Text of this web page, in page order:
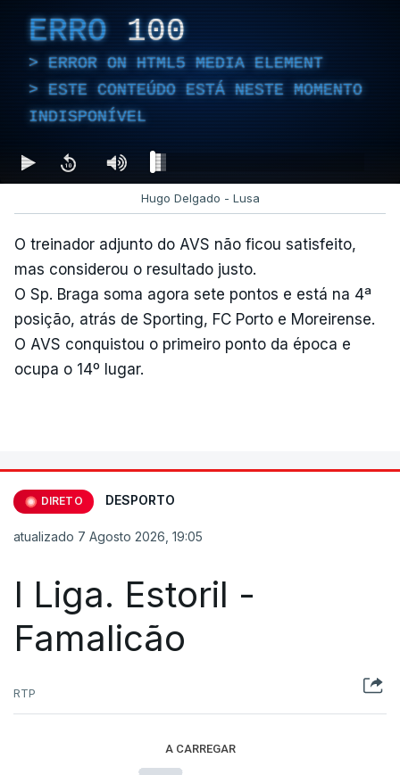
ERRO 100
ERROR ON HTML5 MEDIA ELEMENT
ESTE CONTEÚDO ESTÁ NESTE MOMENTO
INDISPONÍVEL
Hugo Delgado - Lusa
O treinador adjunto do AVS não ficou satisfeito,
mas considerou o resultado justo.
O Sp. Braga soma agora sete pontos e está na 4ª
posição, atrás de Sporting, FC Porto e Moreirense.
O AVS conquistou o primeiro ponto da época e
ocupa o 14º lugar.
DIRETO DESPORTO
atualizado 7 Agosto 2026, 19:05
I Liga. Estoril -
Famalicão
RTP
A CARREGAR